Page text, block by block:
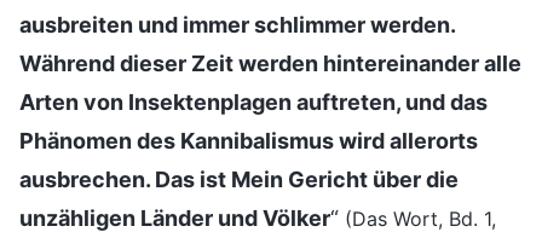
ausbreiten und immer schlimmer werden.
Während dieser Zeit werden hintereinander alle
Arten von Insektenplagen auftreten, und das
Phänomen des Kannibalismus wird allerorts
ausbrechen. Das ist Mein Gericht über die
unzähligen Länder und Völker“ (Das Wort, Bd. 1,